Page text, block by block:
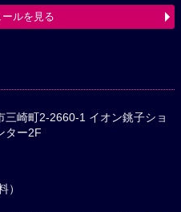
ルを見る
三崎町2-2660-1 イオン銚子ショ
ター2F
）